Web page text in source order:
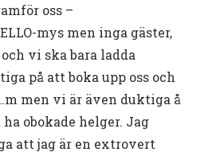
oss –
mys men inga gäster,
vi ska bara ladda
på att boka upp oss och
men vi är även duktiga å
obokade helger. Jag
att jag är en extrovert